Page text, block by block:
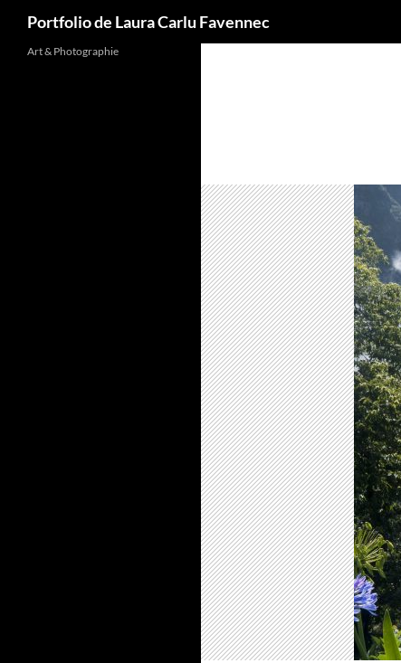
Aller
Portfolio de Laura Carlu Favennec
Art & Photographie